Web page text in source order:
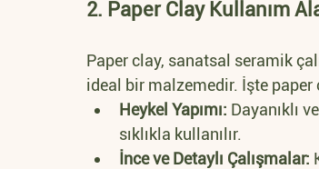
2. Paper Clay Kullanım
Paper clay, sanatsal seramik
ideal bir malzemedir. İşte paper
Heykel Yapımı: Dayanıklı
sıklıkla kullanılır.
İnce ve Detaylı Çalışmalar: